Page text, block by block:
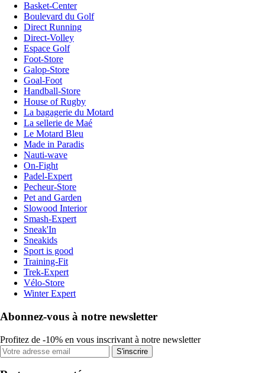
Basket-Center
Boulevard du Golf
Direct Running
Direct-Volley
Espace Golf
Foot-Store
Galop-Store
Goal-Foot
Handball-Store
House of Rugby
La bagagerie du Motard
La sellerie de Maé
Le Motard Bleu
Made in Paradis
Nauti-wave
On-Fight
Padel-Expert
Pecheur-Store
Pet and Garden
Slowood Interior
Smash-Expert
Sneak'In
Sneakids
Sport is good
Training-Fit
Trek-Expert
Vélo-Store
Winter Expert
Abonnez-vous à notre newsletter
Profitez de -10% en vous inscrivant à notre newsletter
S'inscrire